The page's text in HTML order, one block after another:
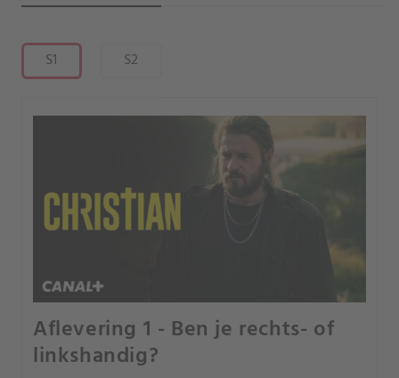
S1 S2
Aflevering 1 - Ben je rechts- of
linkshandig?